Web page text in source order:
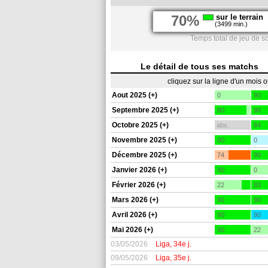
70% sur le terrain
(3499 min.)
Temps total de jeu de
Le détail de tous ses matchs
cliquez sur la ligne d'un mois
Aout 2025 (+)
0 90
Septembre 2025 (+) 80 90
Octobre 2025 (+) abs. 84
Novembre 2025 (+) 90 0
Décembre 2025 (+) 74 90
Janvier 2026 (+) 90 0
Février 2026 (+) 22 83
Mars 2026 (+) 90 90
Avril 2026 (+) 90 90
Mai 2026 (+) 90 22
03/05/2026 Liga, 34e j.
09/05/2026
Liga, 35e j.